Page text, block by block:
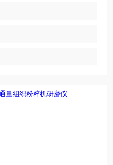
备，样品只在粉碎腔内滞留很
量控制、产品检测